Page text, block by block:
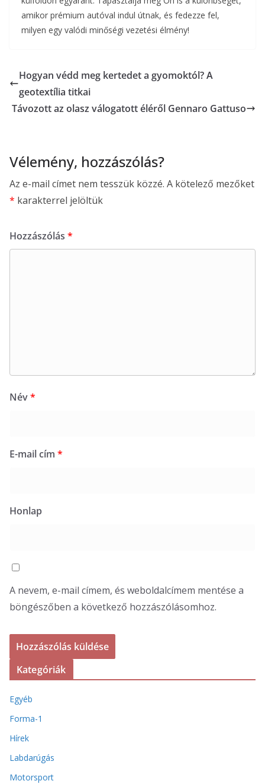
amikor prémium autóval indul útnak, és fedezze fel,
milyen egy valódi minőségi vezetési élmény!
Hogyan védd meg kertedet a gyomoktól? A
geotextília titkai
Távozott az olasz válogatott éléről Gennaro Gattuso
Vélemény, hozzászólás?
Az e-mail címet nem tesszük közzé. A kötelező mezőket
* karakterrel jelöltük
Hozzászólás *
Név*
E-mail cím *
Honlap
A nevem, e-mail címem, és weboldalcímem mentése a
böngészőben a következő hozzászólásomhoz.
Kategóriák
Egyéb
Forma-1
Hírek
Labdarúgás
Motorsport